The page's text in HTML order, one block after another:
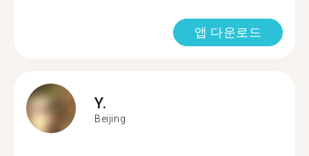
앱 다운로드
Y.
Beijing